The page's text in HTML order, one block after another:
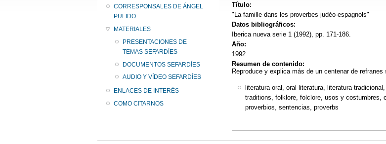
CORRESPONSALES DE ÁNGEL
PULIDO
MATERIALES
PRESENTACIONES DE
TEMAS SEFARDÍES
DOCUMENTOS SEFARDÍES
AUDIO Y VÍDEO SEFARDÍES
ENLACES DE INTERÉS
COMO CITARNOS
Título:
"La famille dans les proverbes judéo-espagnols"
Datos bibliográficos:
Iberica nueva serie 1 (1992), pp. 171-186.
Año:
1992
Resumen de contenido:
Reproduce y explica más de un centenar de refranes
literatura oral, oral literatura, literatura
traditions, folklore, folclore, usos y costumbres,
proverbios, sentencias, proverbs